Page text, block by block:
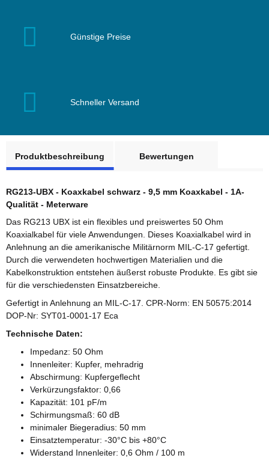
Günstige Preise
Schneller Versand
Produktbeschreibung
Bewertungen
RG213-UBX - Koaxkabel schwarz - 9,5 mm Koaxkabel - 1A-
Qualität - Meterware
Das RG213 UBX ist ein flexibles und preiswertes 50 Ohm
Koaxialkabel für viele Anwendungen. Dieses Koaxialkabel wird in
Anlehnung an die amerikanische Militärnorm MIL-C-17 gefertigt.
Durch die verwendeten hochwertigen Materialien und die
Kabelkonstruktion entstehen äußerst robuste Produkte. Es gibt sie
für die verschiedensten Einsatzbereiche.
Gefertigt in Anlehnung an MIL-C-17. CPR-Norm: EN 50575:2014
DOP-Nr: SYT01-0001-17 Eca
Technische Daten:
Impedanz: 50 Ohm
Innenleiter: Kupfer, mehradrig
Abschirmung: Kupfergeflecht
Verkürzungsfaktor: 0,66
Kapazität: 101 pF/m
Schirmungsmaß: 60 dB
minimaler Biegeradius: 50 mm
Einsatztemperatur: -30°C bis +80°C
Widerstand Innenleiter: 0,6 Ohm / 100 m